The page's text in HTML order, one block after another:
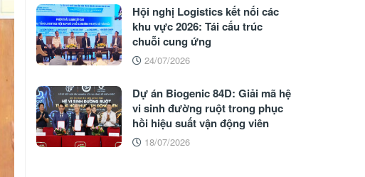
Hội nghị Logistics kết nối các
khu vực 2026: Tái cấu trúc
chuỗi cung ứng
24/07/2026
Dự án Biogenic 84D: Giải mã hệ
vi sinh đường ruột trong phục
hồi hiệu suất vận động viên
18/07/2026